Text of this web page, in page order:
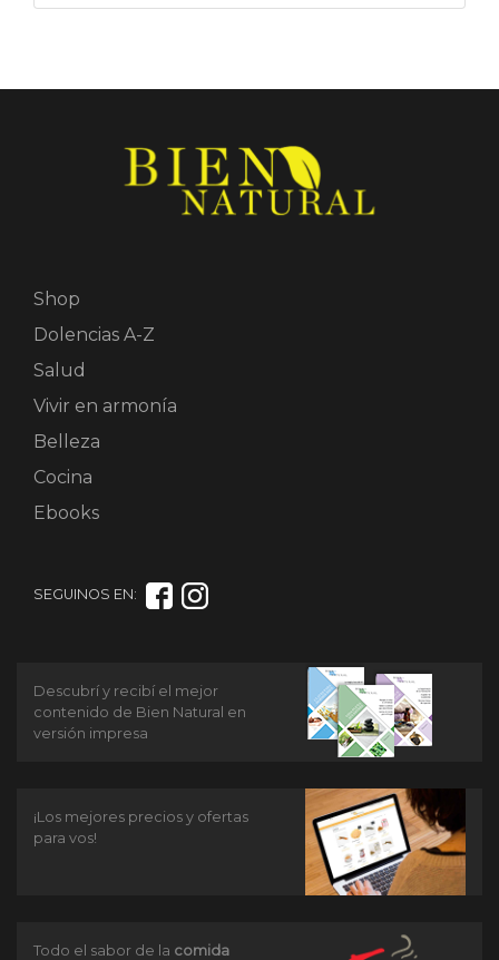
Shop
Dolencias A-Z
Salud
Vivir en armonía
Belleza
Cocina
Ebooks
SEGUINOS EN:
Descubrí y recibí el mejor
contenido de Bien Natural en
versión impresa
¡Los mejores precios y ofertas
para vos!
Todo el sabor de la comida